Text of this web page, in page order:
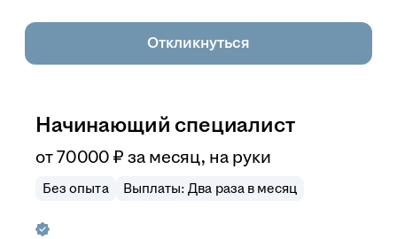
Откликнуться
Начинающий специалист
от70 000 ₽ за месяц, на руки
Без опыта Выплаты: Два раза в месяц